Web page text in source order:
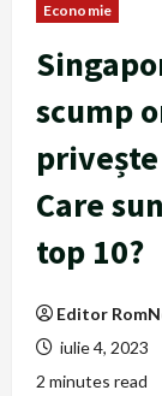
Economie
scump
Care
top 10?
Editor
iulie 4, 2023
2 minutes read